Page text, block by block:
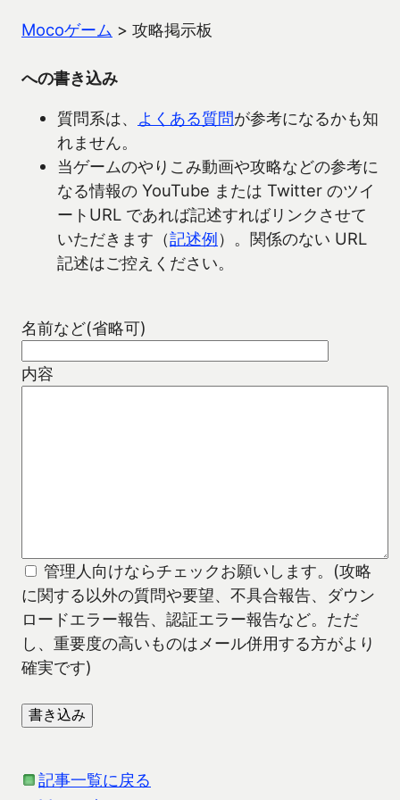
Mocoゲーム > 攻略掲示板
への書き込み
質問系は、 よくある質問が参考になるかも知
れません。
当ゲームのやりこみ動画や攻略などの参考に
なる情報の YouTube または Twitter のツイ
ートURL であれば記述すればリンクさせて
いただきます（記述例）。関係のない URL
記述はご控えください。
名前など(省略可)
内容
管理人向けならチェックお願いします。(攻略
に関する以外の質問や要望、不具合報告、ダウン
ロードエラー報告、認証エラー報告など。ただ
し、重要度の高いものはメール併用する方がより
確実です)
記事一覧に戻る